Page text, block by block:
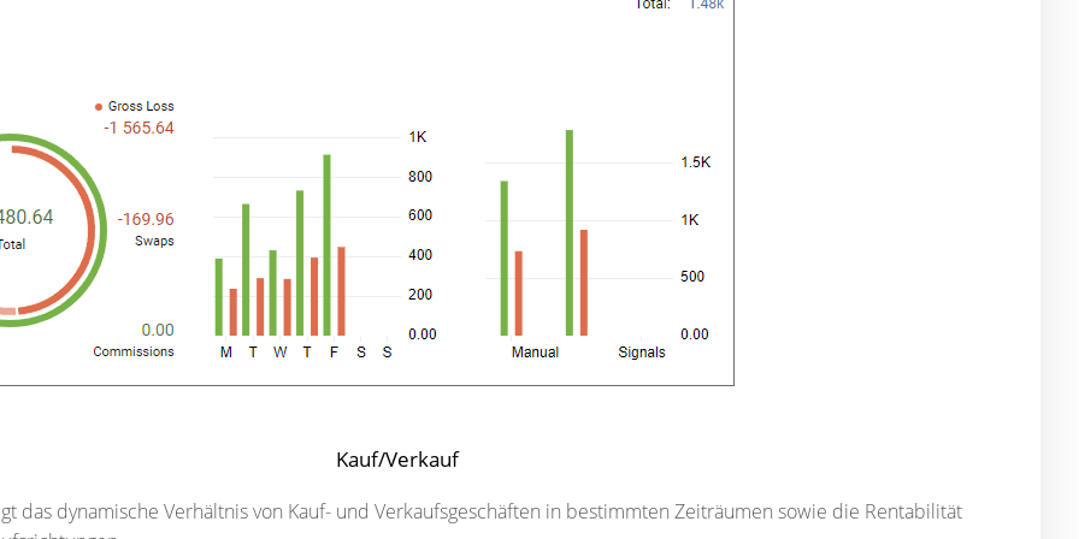
Kauf/Verkauf
das dynamische Verhältnis von Kauf- und Verkaufsgeschäften in bestimmten Zeiträumen sowie die Rentabilität